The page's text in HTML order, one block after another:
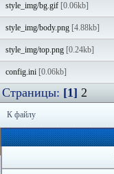
style_img/bg.gif [0.06kb]
style_img/body.png [4.88kb]
style_img/top.png [0.24kb]
config.ini [0.06kb]
Страницы: [1] 2
К файлу